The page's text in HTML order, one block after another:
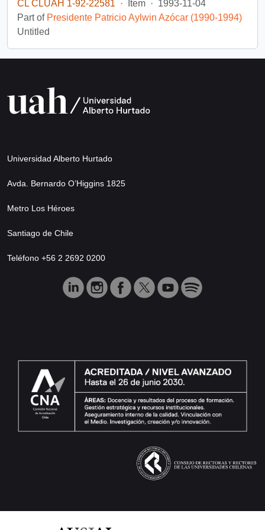
CL CLUAH 1-92-22581
· Item · 1993-11-04
Part of Presidente Patricio Aylwin Azócar (1990-1994)
Untitled
Universidad Alberto Hurtado
Avda. Bernardo O’Higgins 1825
Metro Los Héroes
Santiago de Chile
Teléfono +56 2 2692 0200